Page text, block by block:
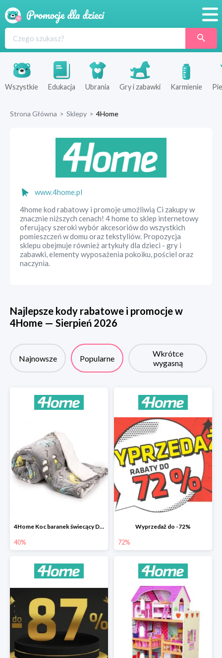
Produkty
Sklepy
Wszystkie Edukacja Ubrania Gry i zabawki Karmienie
Strona Główna > Sklepy > 4Home
www.4home.pl
4home kod rabatowy i promoje umożliwią Ci zakupy w
znacznie niższych cenach! 4 home to sklep internetowy
oferujący szeroki wybór akcesoriów do wszystkich
pomieszczeń w domu oraz tekstyliów. Propozycja
sklepu obejmuje również artykuły dla dzieci - gry i
zabawki, elementy wyposażenia pokoiku, pościel oraz
naczynia.
Najlepsze kody rabatowe i promocje w
4Home — Sierpień 2026
Najnowsze Popularne
Wkrótce
wygasną
4Home Koc baranek świecący Dino
40%
Wyprzedaż do -72%
72%